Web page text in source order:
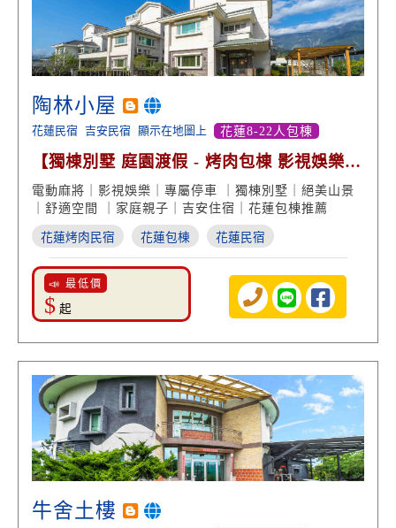
陶林小屋
花蓮民宿 吉安民宿 顯示在地圖上 花蓮8-22人包棟
【獨棟別墅 庭園渡假 - 烤肉包棟 影視娛樂
絕美山景】
電動麻將｜影視娛樂｜專屬停車 ｜獨棟別墅｜絕美山景
｜舒適空間 ｜家庭親子｜吉安住宿｜花蓮包棟推薦
花蓮烤肉民宿 花蓮包棟 花蓮民宿
📣 最低價
$ 起
牛舍土樓